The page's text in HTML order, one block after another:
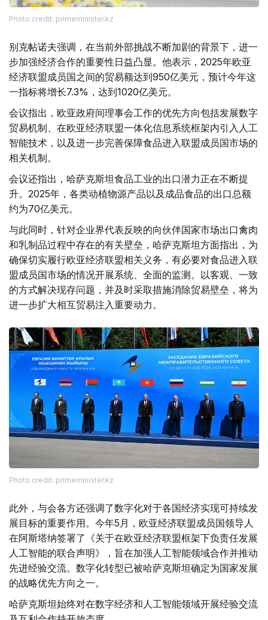
Photo credit: primeminister.kz
别克帖诺夫强调，在当前外部挑战不断加剧的背景下，进一
步加强经济合作的重要性日益凸显。他表示，2025年欧亚
经济联盟成员国之间的贸易额达到950亿美元，预计今年这
一指标将增长7.3%，达到1020亿美元。
会议指出，欧亚政府间理事会工作的优先方向包括发展数字
贸易机制、在欧亚经济联盟一体化信息系统框架内引入人工
智能技术，以及进一步完善保障食品进入联盟成员国市场的
相关机制。
会议还指出，哈萨克斯坦食品工业的出口潜力正在不断提
升。2025年，各类动植物源产品以及成品食品的出口总额
约为70亿美元。
与此同时，针对企业界代表反映的向伙伴国家市场出口禽肉
和乳制品过程中存在的有关壁垒，哈萨克斯坦方面指出，为
确保切实履行欧亚经济联盟相关义务，有必要对食品进入联
盟成员国市场的情况开展系统、全面的监测。以客观、一致
的方式解决现存问题，并及时采取措施消除贸易壁垒，将为
进一步扩大相互贸易注入重要动力。
Photo credit: primeminister.kz
此外，与会各方还强调了数字化对于各国经济实现可持续发
展目标的重要作用。今年5月，欧亚经济联盟成员国领导人
在阿斯塔纳签署了《关于在欧亚经济联盟框架下负责任发展
人工智能的联合声明》，旨在加强人工智能领域合作并推动
先进经验交流。数字化转型已被哈萨克斯坦确定为国家发展
的战略优先方向之一。
哈萨克斯坦始终对在数字经济和人工智能领域开展经验交流